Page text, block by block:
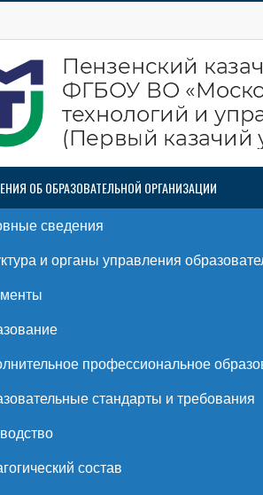
ОБ ОБРАЗОВАТЕЛЬНОЙ ОРГАНИЗАЦИИ
сведения
и органы управления
профессиональное
стандарты и требования
состав